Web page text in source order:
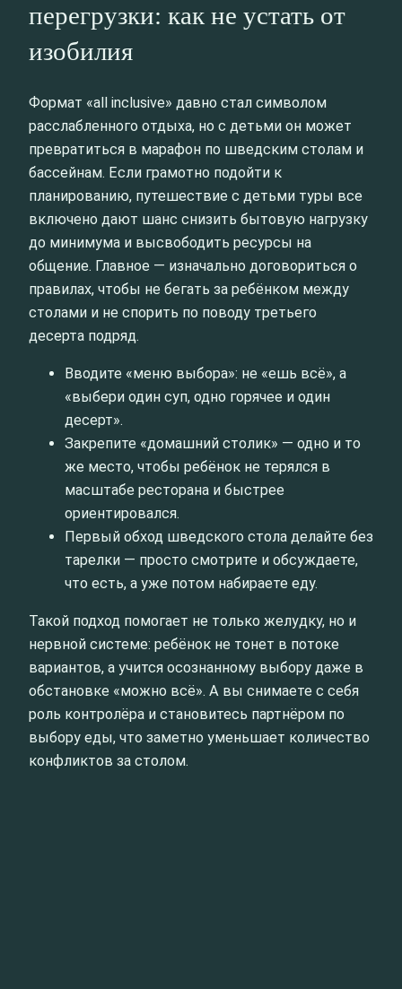
перегрузки: как не устать от
изобилия
Формат «all inclusive» давно стал символом
расслабленного отдыха, но с детьми он может
превратиться в марафон по шведским столам и
бассейнам. Если грамотно подойти к
планированию, путешествие с детьми туры все
включено дают шанс снизить бытовую нагрузку
до минимума и высвободить ресурсы на
общение. Главное — изначально договориться о
правилах, чтобы не бегать за ребёнком между
столами и не спорить по поводу третьего
десерта подряд.
Вводите «меню выбора»: не «ешь всё», а
«выбери один суп, одно горячее и один
десерт».
Закрепите «домашний столик» — одно и то
же место, чтобы ребёнок не терялся в
масштабе ресторана и быстрее
ориентировался.
Первый обход шведского стола делайте без
тарелки — просто смотрите и обсуждаете,
что есть, а уже потом набираете еду.
Такой подход помогает не только желудку, но и
нервной системе: ребёнок не тонет в потоке
вариантов, а учится осознанному выбору даже в
обстановке «можно всё». А вы снимаете с себя
роль контролёра и становитесь партнёром по
выбору еды, что заметно уменьшает количество
конфликтов за столом.